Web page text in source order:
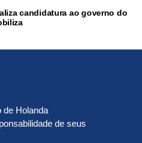
candidatura ao governo do
de Holanda
de seus